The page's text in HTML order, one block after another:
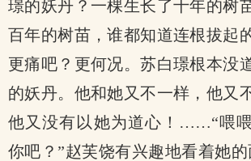
璟的妖丹？一棵生长了十年的树
百年的树苗，谁都知道连根拔起
更痛吧？更何况。苏白璟根本没
的妖丹。他和她又不一样，他又
他又没有以她为道心！……“喂
你吧？”赵芙饶有兴趣地看着她